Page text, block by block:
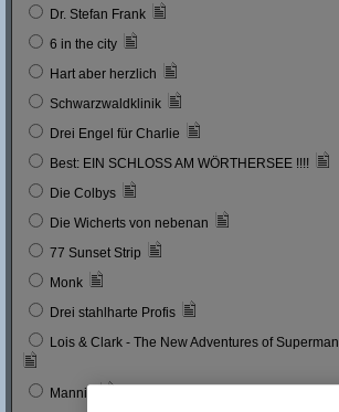
Dr. Stefan Frank
6 in the city
Hart aber herzlich
Schwarzwaldklinik
Drei Engel für Charlie
Best: EIN SCHLOSS AM WÖRTHERSEE !!!!
Die Colbys
Die Wicherts von nebenan
77 Sunset Strip
Monk
Drei stahlharte Profis
Lois & Clark - The New Adventures of Superman
Mannix